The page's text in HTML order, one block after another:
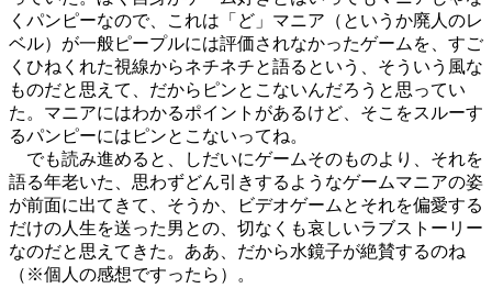
くパンピーなので、これは「ど」マニア（というか廃人のレ
ベル）が一般ピープルには評価されなかったゲームを、すご
くひねくれた視線からネチネチと語るという、そういう風な
ものだと思えて、だからピンとこないんだろうと思ってい
た。マニアにはわかるポイントがあるけど、そこをスルーす
るパンピーにはピンとこないってね。
でも読み進めると、しだいにゲームそのものより、それを
語る年老いた、思わずどん引きするようなゲームマニアの姿
が前面に出てきて、そうか、ビデオゲームとそれを偏愛する
だけの人生を送った男との、切なくも哀しいラブストーリー
なのだと思えてきた。ああ、だから水鏡子が絶賛するのね
（※個人の感想ですったら）。